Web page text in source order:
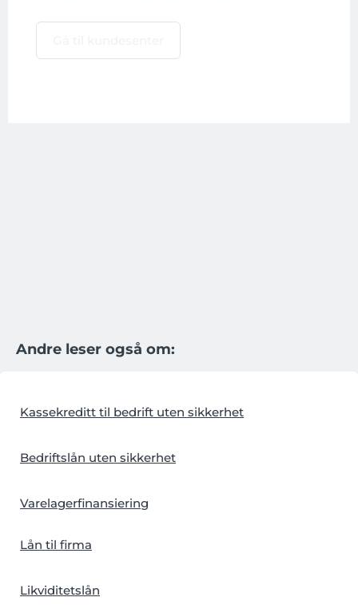
Andre leser også om:
Kassekreditt til bedrift uten sikkerhet
Bedriftslån uten sikkerhet
Varelagerfinansiering
Lån til firma
Likviditetslån